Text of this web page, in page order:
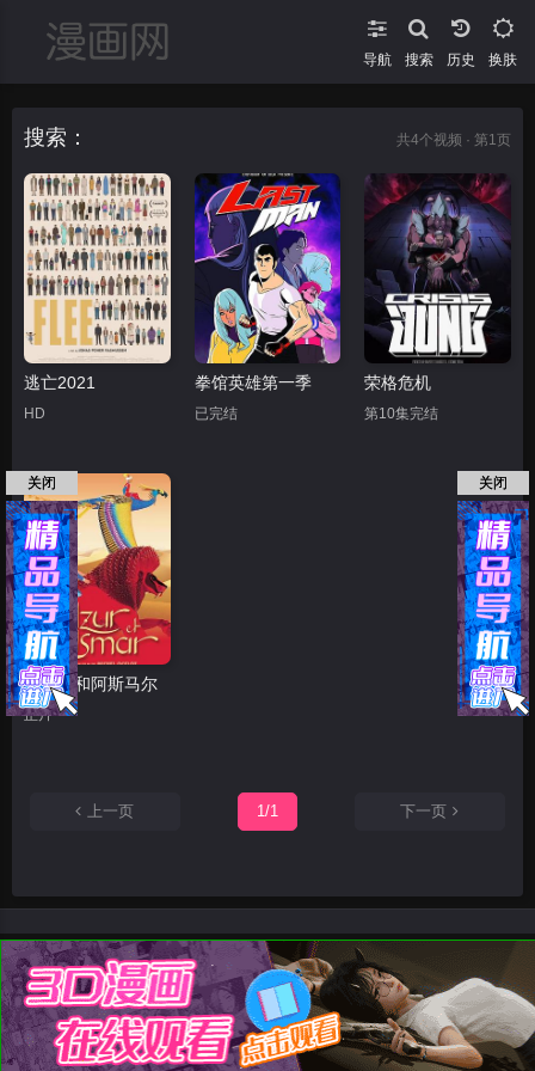
导航 搜索 换肤
搜索： 共4个视频 · 第1页
逃亡2021
HD
拳馆英雄第一季
已完结
荣格危机
第10集完结
阿祖尔和阿斯马尔
正片
上一页 1/1 下一页
关闭 关闭